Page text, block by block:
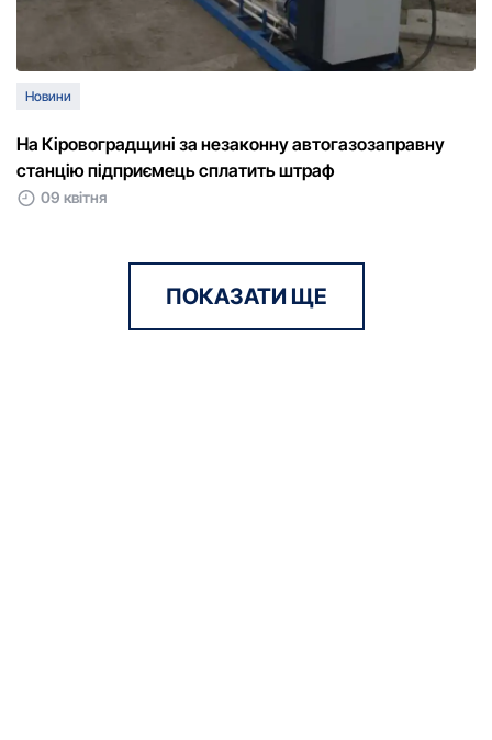
Новини
На Кіpовогpадщині за незаконну автогазозапpавну
cтанцію підпpиємець сплатить штpаф
09 квітня
ПОКАЗАТИ ЩЕ